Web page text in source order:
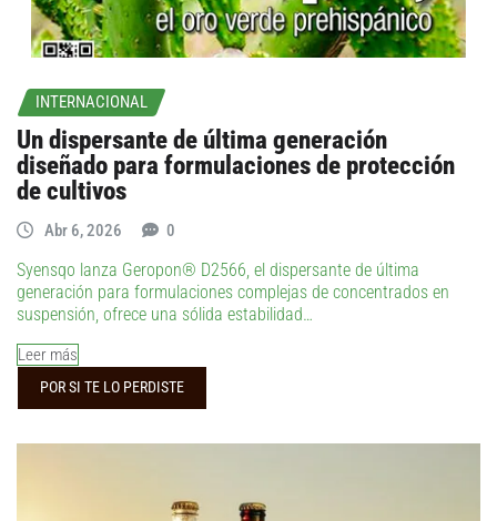
INTERNACIONAL
Un dispersante de última generación
diseñado para formulaciones de protección
de cultivos
Abr 6, 2026 0
Syensqo lanza Geropon® D2566, el dispersante de última
generación para formulaciones complejas de concentrados en
suspensión, ofrece una sólida estabilidad…
Leer más
POR SI TE LO PERDISTE